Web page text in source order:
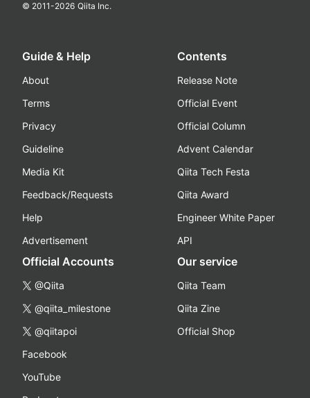
© 2011-2026 Qiita Inc.
Guide & Help
About
Terms
Privacy
Guideline
Media Kit
Feedback/Requests
Help
Advertisement
Contents
Release Note
Official Event
Official Column
Advent Calendar
Qiita Tech Festa
Qiita Award
Engineer White Paper
API
Official Accounts
@Qiita
@qiita_milestone
@qiitapoi
Facebook
YouTube
Our service
Qiita Team
Qiita Zine
Official Shop